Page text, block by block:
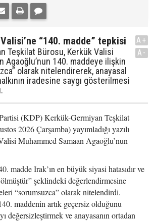
“140. madde” tepkisi
Teşkilat Bürosu, Kerkük Valisi
Agaoğlu’nun 140. maddeye ilişkin
olarak nitelendirerek, anayasal
iradesine saygı gösterilmesi
A+
A-
(KDP) Kerkük-Germiyan Teşkilat
2026 Çarşamba) yayımladığı yazılı
Muhammed Samaan Agaoğlu’nun
madde Irak’ın en büyük siyasi hatasıdır ve
şeklindeki değerlendirmesine
“sorumsuzca” olarak nitelendirdi.
maddenin artık geçersiz olduğunu
değersizleştirmek ve anayasanın ortadan